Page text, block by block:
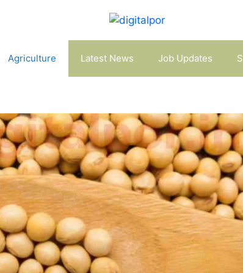
Agriculture Latest News Job Updates